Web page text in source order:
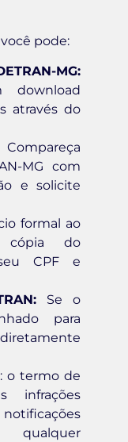
pode:
MG:
download
através do
Compareça
MG com
e solicite
formal ao
cópia do
CPF e
Se o
para
o termo de
infrações
notificações
qualquer